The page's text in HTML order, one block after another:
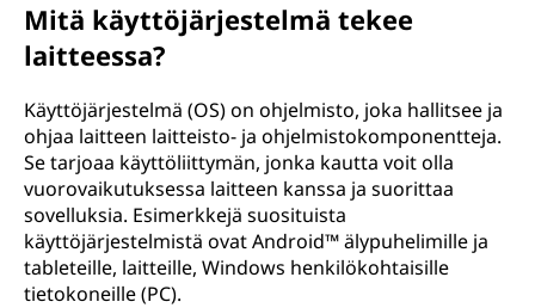
Mitä käyttöjärjestelmä tekee
laitteessa?
Käyttöjärjestelmä (OS) on ohjelmisto, joka hallitsee ja
ohjaa laitteen laitteisto- ja ohjelmistokomponentteja.
Se tarjoaa käyttöliittymän, jonka kautta voit olla
vuorovaikutuksessa laitteen kanssa ja suorittaa
sovelluksia. Esimerkkejä suosituista
käyttöjärjestelmistä ovat Android™ älypuhelimille ja
tableteille, laitteille, Windows henkilökohtaisille
tietokoneille (PC).